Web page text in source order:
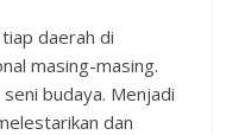
daerah di
masing-masing.
budaya. Menjadi
dan